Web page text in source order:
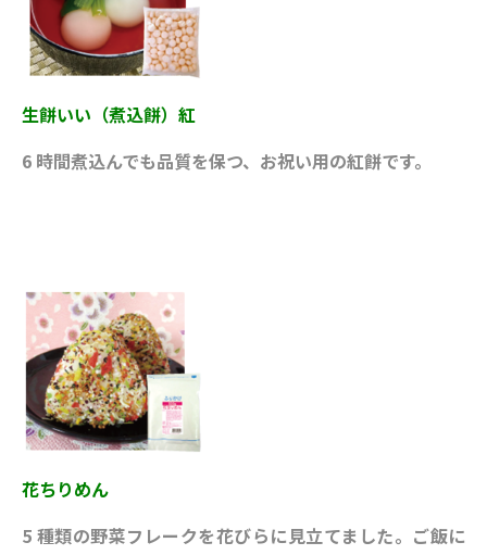
生餅いい（煮込餅）紅
6 時間煮込んでも品質を保つ、お祝い用の紅餅です。
花ちりめん
5 種類の野菜フレークを花びらに見立てました。ご飯に